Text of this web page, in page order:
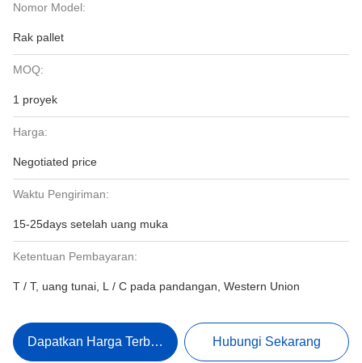
Nomor Model:
Rak pallet
MOQ:
1 proyek
Harga:
Negotiated price
Waktu Pengiriman:
15-25days setelah uang muka
Ketentuan Pembayaran:
T / T, uang tunai, L / C pada pandangan, Western Union
Dapatkan Harga Terbaik Hubungi Sekarang